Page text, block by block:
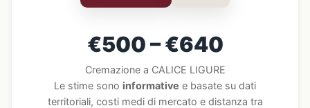
€500 – €640
Cremazione a CALICE LIGURE
Le stime sono informative e basate su dati
territoriali, costi medi di mercato e distanza tra